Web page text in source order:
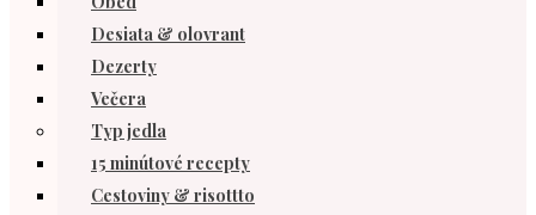
Desiata & olovrant
Dezerty
Večera
Typ jedla
15 minútové recepty
Cestoviny & risottto